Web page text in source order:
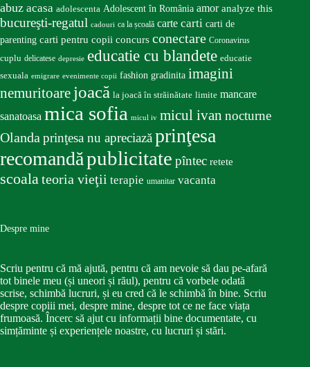
abuz acasa adolescenta Adolescent în România amor analyze this
bucureşti-regatul cadouri ca la școală carte carti carti de
parenting carti pentru copii concurs conectare Coronavirus
cuplu delicatese depresie educatie cu blandete educatie
sexuala emigrare evenimente copii fashion gradinita imagini
nemuritoare joacă la joacă în străinătate limite mancare
sanatoasa mica sofia micul iv micul ivan nocturne
Olandaprinţesa nu apreciazăprinţesa
recomandăpublicitate pîntec retete
scoalateoria vieţii terapie umanitar vacanta
Despre mine
Scriu pentru că mă ajută, pentru că am nevoie să dau pe-afară
tot binele meu (și uneori și răul), pentru că vorbele odată
scrise, schimbă lucruri, și eu cred că le schimbă în bine. Scriu
despre copiii mei, despre mine, despre tot ce ne face viața
frumoasă. Încerc să ajut cu informații bine documentate, cu
simțăminte și experiențele noastre, cu lucruri și stări.